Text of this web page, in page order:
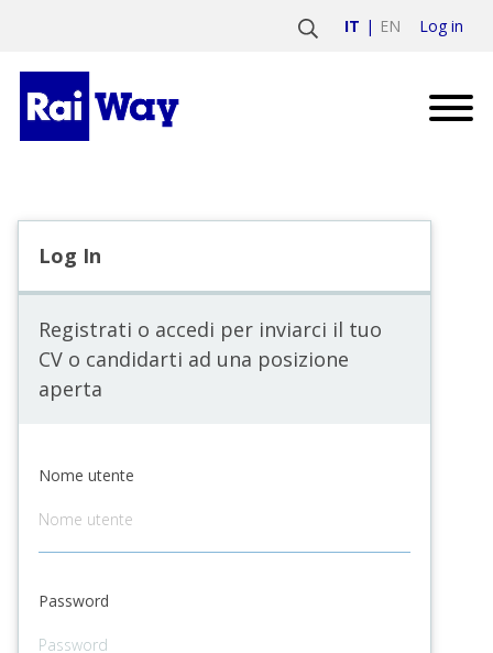
IT EN Log in
Log In
Registrati o accedi per inviarci il tuo
CV o candidarti ad una posizione
aperta
Nome utente
Password